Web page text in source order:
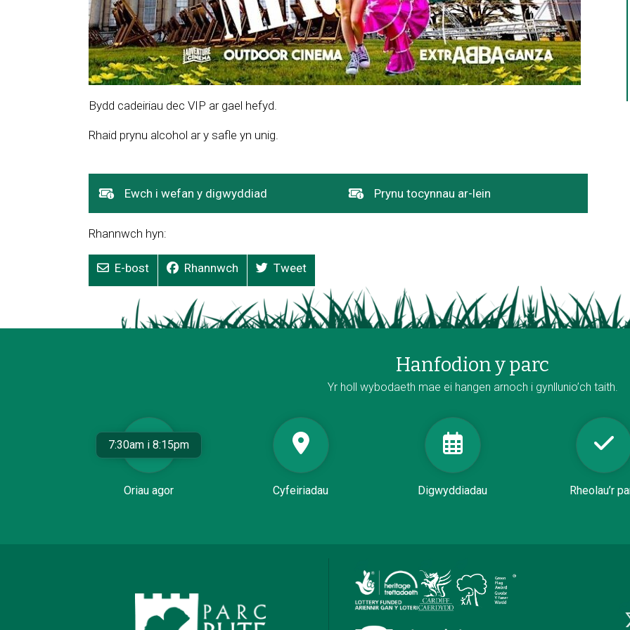
Bydd cadeiriau dec VIP ar gael hefyd.
Rhaid prynu alcohol ar y safle yn unig.
Ewch i wefan y digwyddiad
yn
ffenestr
Prynu tocynnau ar-lein
yn
Rhannwch hyn:
E-bost Rhannwch Tweet
Hanfodion y parc
Yr holl wybodaeth mae ei hangen arnoch i gynllunio’ch taith.
Oriau agor
7:30am i 8:15pm
Cyfeiriadau Digwyddiadau Rheolau’r